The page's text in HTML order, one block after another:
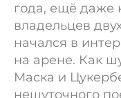
года, ещё даже
владельцев
начался в
на арене. Как
Маска и
нешуточного